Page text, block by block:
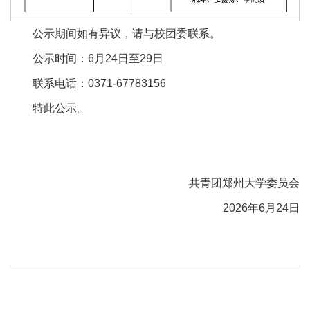
公示期间如有异议，请与校团委联系。
公示时间：6月24日至29日
联系电话：0371-67783156
特此公示。
共青团郑州大学委员会
2026年6月24日